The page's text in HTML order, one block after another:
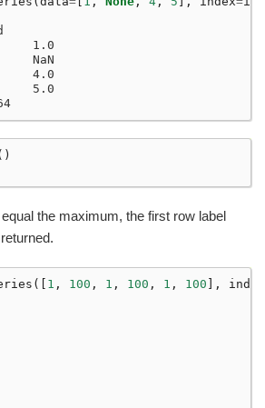
1.0
NaN
4.0
5.0
the maximum, the first row label
([ 1 , 100 , 1 , 100 , 1 , 100 ],
index